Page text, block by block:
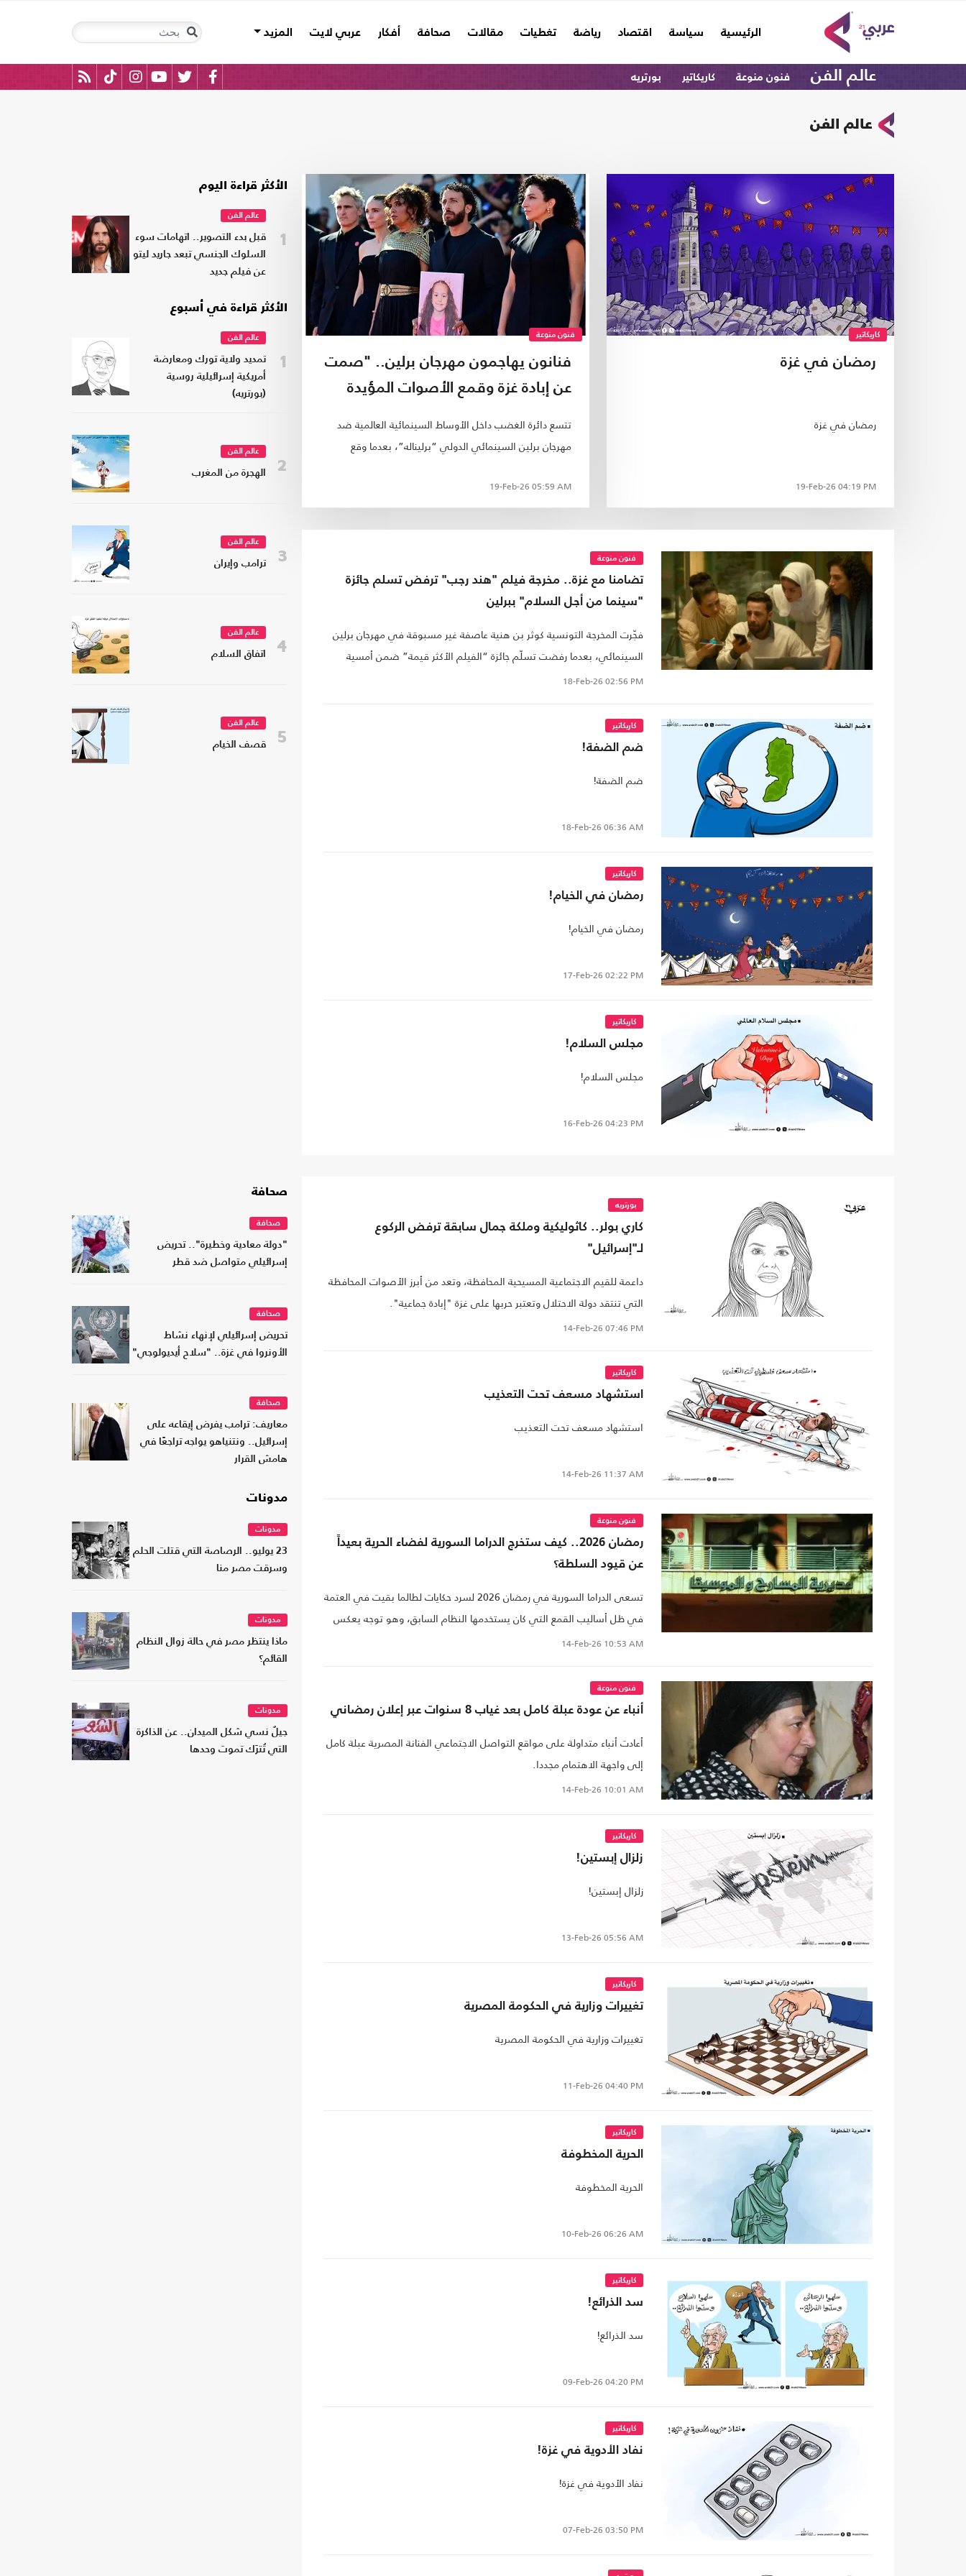
الرئيسية
(current) سياسة اقتصاد رياضة تغطيات مقالات صحافة أفكار عربي لايت المزيد
عالم الفن فنون منوعة كاريكاتير بورتريه
عالم الفن
كاريكاتير
رمضان في غزة
رمضان في غزة
19-Feb-26 04:19 PM
فنون منوعة
فنانون يهاجمون مهرجان برلين.. "صمت
عن إبادة غزة وقمع الأصوات المؤيدة
تتسع دائرة الغضب داخل الأوساط السينمائية العالمية ضد
مهرجان برلين السينمائي الدولي “برليناله”، بعدما وقع
إدارة المهرجان بـ“الصمت” تجاه حرب الإبادة في غزة.
19-Feb-26 05:59 AM
فنون منوعة
تضامنا مع غزة.. مخرجة فيلم "هند رجب" ترفض تسلم جائزة
"سينما من أجل السلام" ببرلين
فجّرت المخرجة التونسية كوثر بن هنية عاصفة غير مسبوقة في مهرجان برلين
السينمائي، بعدما رفضت تسلّم جائزة “الفيلم الأكثر قيمة” ضمن أمسية
“سينما من أجل السلام”.
18-Feb-26 02:56 PM
كاريكاتير
ضم الضفة!
ضم الضفة!
18-Feb-26 06:36 AM
كاريكاتير
رمضان في الخيام!
رمضان في الخيام!
17-Feb-26 02:22 PM
كاريكاتير
مجلس السلام!
مجلس السلام!
16-Feb-26 04:23 PM
الأكثر قراءة اليوم
1
عالم الفن
قبل بدء التصوير.. اتهامات سوء
السلوك الجنسي تبعد جاريد ليتو
عن فيلم جديد
الأكثر قراءة في أسبوع
1
عالم الفن
تمديد ولاية تورك ومعارضة
أمريكية إسرائيلية روسية
(بورتريه)
2
عالم الفن
الهجرة من المغرب
3
عالم الفن
ترامب وإيران
4
عالم الفن
اتفاق السلام
5
عالم الفن
قصف الخيام
بورتريه
كاري بولر.. كاثوليكية وملكة جمال سابقة ترفض الركوع
لـ"إسرائيل"
داعمة للقيم الاجتماعية المسيحية المحافظة، وتعد من أبرز الأصوات المحافظة
التي تنتقد دولة الاحتلال وتعتبر حربها على غزة "إبادة جماعية".
14-Feb-26 07:46 PM
كاريكاتير
استشهاد مسعف تحت التعذيب
استشهاد مسعف تحت التعذيب
14-Feb-26 11:37 AM
فنون منوعة
رمضان 2026.. كيف ستخرج الدراما السورية لفضاء الحرية بعيداً
عن قيود السلطة؟
تسعى الدراما السورية في رمضان 2026 لسرد حكايات لطالما بقيت في العتمة
في ظل أساليب القمع التي كان يستخدمها النظام السابق، وهو توجه يعكس
التحولات الكبيرة التي شهدتها سوريا مؤخراً.
14-Feb-26 10:53 AM
فنون منوعة
أنباء عن عودة عبلة كامل بعد غياب 8 سنوات عبر إعلان رمضاني
أعادت أنباء متداولة على مواقع التواصل الاجتماعي الفنانة المصرية عبلة كامل
إلى واجهة الاهتمام مجددا.
14-Feb-26 10:01 AM
كاريكاتير
زلزال إبستين!
زلزال إبستين!
13-Feb-26 05:56 AM
كاريكاتير
تغييرات وزارية في الحكومة المصرية
تغييرات وزارية في الحكومة المصرية
11-Feb-26 04:40 PM
كاريكاتير
الحرية المخطوفة
الحرية المخطوفة
10-Feb-26 06:26 AM
كاريكاتير
سد الذرائع!
سد الذرائع!
09-Feb-26 04:20 PM
كاريكاتير
نفاد الأدوية في غزة!
نفاد الأدوية في غزة!
07-Feb-26 03:50 PM
صحافة
صحافة
"دولة معادية وخطيرة".. تحريض
إسرائيلي متواصل ضد قطر
صحافة
تحريض إسرائيلي لإنهاء نشاط
الأونروا في غزة.. "سلاح أيديولوجي"
صحافة
معاريف: ترامب يفرض إيقاعه على
إسرائيل.. ونتنياهو يواجه تراجعًا في
هامش القرار
مدونات
مدونات
23 يوليو.. الرصاصة التي قتلت الحلم
وسرقت مصر منا
مدونات
ماذا ينتظر مصر في حالة زوال النظام
القائم؟
مدونات
جيلٌ نسي شكل الميدان.. عن الذاكرة
التي تُترَك تموت وحدها